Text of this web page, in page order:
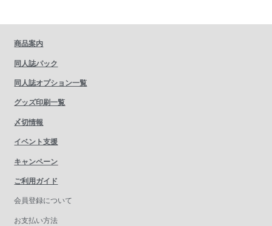
商品案内
同人誌パック
同人誌オプション一覧
グッズ印刷一覧
〆切情報
イベント支援
キャンペーン
ご利用ガイド
会員登録について
お支払い方法